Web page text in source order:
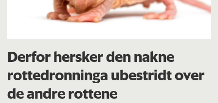
Derfor hersker den nakne
rottedronninga ubestridt over
de andre rottene